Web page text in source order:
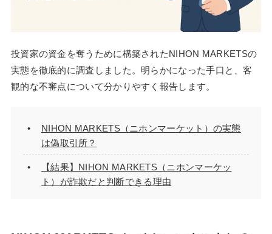
投資家の資金を奪うために構築されたNIHON MARKETSの
実態を徹底的に調査しました。明らかになった手口と、客
観的な不審点について分かりやすく報告します。
NIHON MARKETS（ニホンマーケット）の実態
は偽取引所？
【結果】NIHON MARKETS（ニホンマーケッ
ト）が詐欺だと判断できる理由